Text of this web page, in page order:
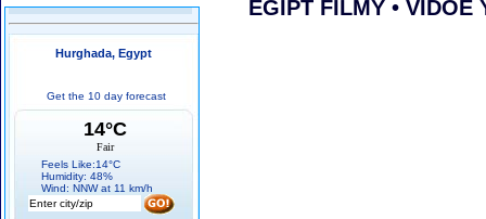
Hurghada, Egypt
Get the 10 day forecast
14°C
Fair
Feels Like:14°C
Humidity: 48%
Wind: NNW at 11 km/h
EGIPT FILMY • VIDOE